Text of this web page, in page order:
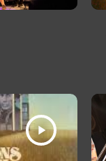
play_arrow